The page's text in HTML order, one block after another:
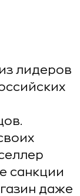
лидеров
санкции
даже